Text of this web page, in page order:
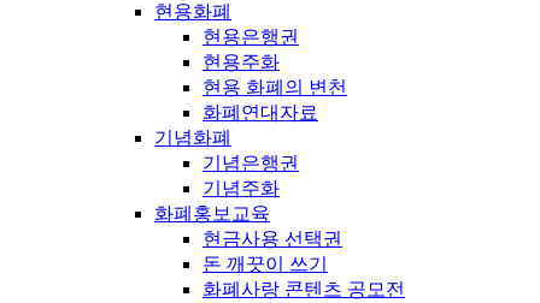
현용화폐
현용은행권
현용주화
현용 화폐의 변천
화폐연대자료
기념화폐
기념은행권
기념주화
화폐홍보교육
현금사용 선택권
돈 깨끗이 쓰기
화폐사랑 콘텐츠 공모전